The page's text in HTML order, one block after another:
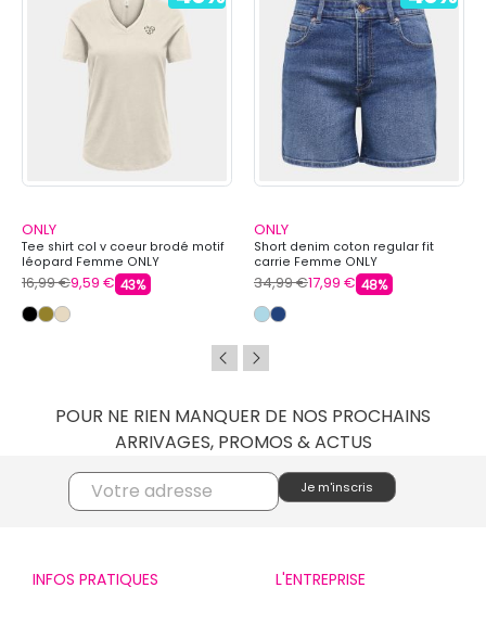
ONLY
Tee shirt col v coeur brodé motif
léopard Femme ONLY
16,99 €9,59 € 43%
ONLY
Short denim coton regular fit
carrie Femme ONLY
34,99 €17,99 € 48%
POUR NE RIEN MANQUER DE NOS PROCHAINS
ARRIVAGES, PROMOS & ACTUS
INFOS PRATIQUES L'ENTREPRISE